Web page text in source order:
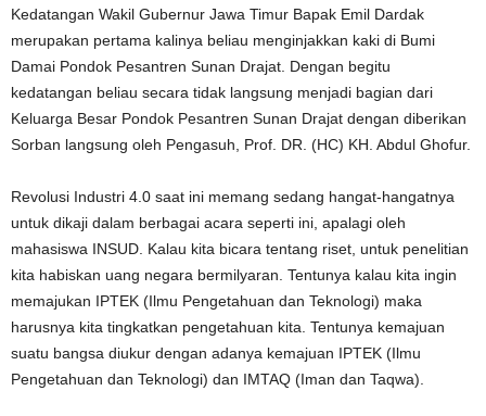
Kedatangan Wakil Gubernur Jawa Timur Bapak Emil Dardak
merupakan pertama kalinya beliau menginjakkan kaki di Bumi
Damai Pondok Pesantren Sunan Drajat. Dengan begitu
kedatangan beliau secara tidak langsung menjadi bagian dari
Keluarga Besar Pondok Pesantren Sunan Drajat dengan diberikan
Sorban langsung oleh Pengasuh, Prof. DR. (HC) KH. Abdul Ghofur.
Revolusi Industri 4.0 saat ini memang sedang hangat-hangatnya
untuk dikaji dalam berbagai acara seperti ini, apalagi oleh
mahasiswa INSUD. Kalau kita bicara tentang riset, untuk penelitian
kita habiskan uang negara bermilyaran. Tentunya kalau kita ingin
memajukan IPTEK (Ilmu Pengetahuan dan Teknologi) maka
harusnya kita tingkatkan pengetahuan kita. Tentunya kemajuan
suatu bangsa diukur dengan adanya kemajuan IPTEK (Ilmu
Pengetahuan dan Teknologi) dan IMTAQ (Iman dan Taqwa).